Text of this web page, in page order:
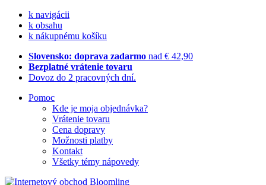
k navigácii
k obsahu
k nákupnému košíku
Slovensko: doprava zadarmo nad € 42,90
Bezplatné vrátenie tovaru
Dovoz do 2 pracovných dní.
Pomoc
Kde je moja objednávka?
Vrátenie tovaru
Cena dopravy
Možnosti platby
Kontakt
Všetky témy nápovedy